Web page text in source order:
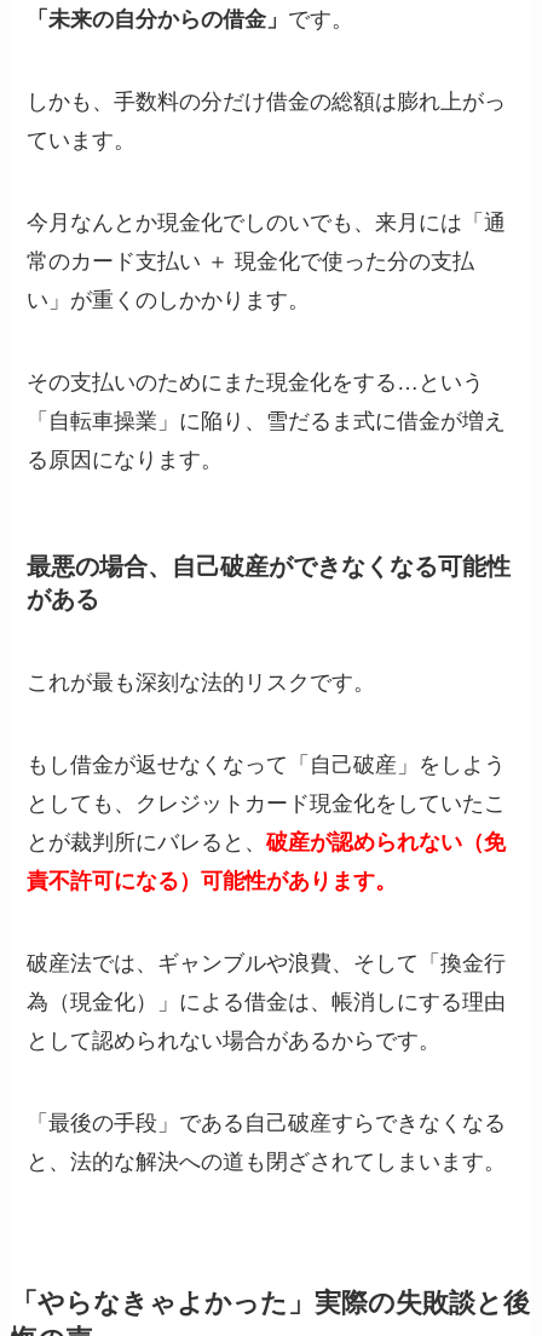
「未来の自分からの借金」 です。
しかも、手数料の分だけ借金の総額は膨れ上がっ
ています。
今月なんとか現金化でしのいでも、来月には「通
常のカード支払い ＋ 現金化で使った分の支払
い」が重くのしかかります。
その支払いのためにまた現金化をする…という
「自転車操業」に陥り、雪だるま式に借金が増え
る原因になります。
最悪の場合、自己破産ができなくなる可能性
がある
これが最も深刻な法的リスクです。
もし借金が返せなくなって「自己破産」をしよう
としても、クレジットカード現金化をしていたこ
とが裁判所にバレると、破産が認められない（免
責不許可になる）可能性があります。
破産法では、ギャンブルや浪費、そして「換金行
為（現金化）」による借金は、帳消しにする理由
として認められない場合があるからです。
「最後の手段」である自己破産すらできなくなる
と、法的な解決への道も閉ざされてしまいます。
「やらなきゃよかった」実際の失敗談と後